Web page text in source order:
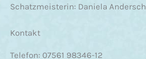
Schatzmeisterin: Daniela Andersch
Kontakt
Telefon: 07561 98346-12